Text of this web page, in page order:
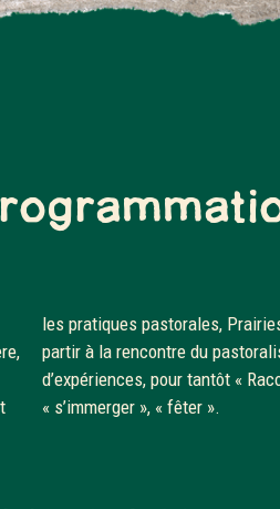
« s’immerger », « fêter ».